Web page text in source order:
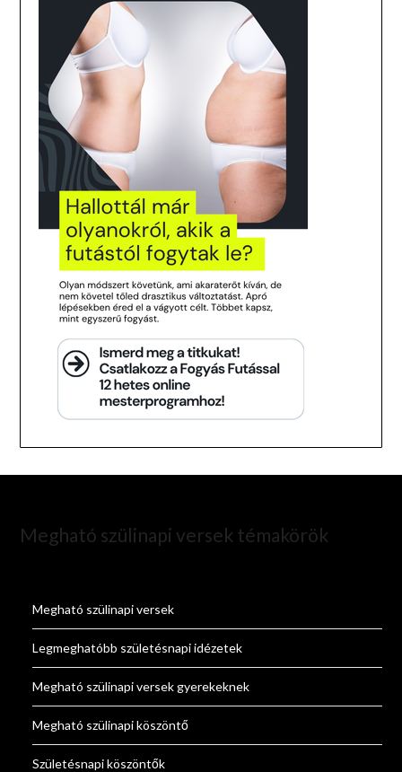
Megható szülinapi versek témakörök
Megható szülinapi versek
Legmeghatóbb születésnapi idézetek
Megható szülinapi versek gyerekeknek
Megható szülinapi köszöntő
Születésnapi köszöntők